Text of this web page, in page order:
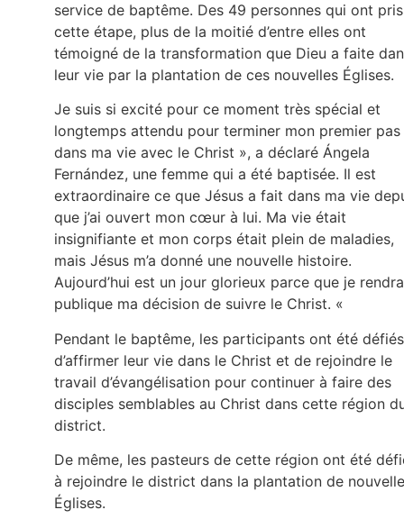
service de baptême. Des 49 personnes qui ont pris
cette étape, plus de la moitié d’entre elles ont
témoigné de la transformation que Dieu a faite
leur vie par la plantation de ces nouvelles Églises.
Je suis si excité pour ce moment très spécial et
longtemps attendu pour terminer mon premier pas
dans ma vie avec le Christ », a déclaré Ángela
Fernández, une femme qui a été baptisée. Il est
extraordinaire ce que Jésus a fait dans ma vie
que j’ai ouvert mon cœur à lui. Ma vie était
insignifiante et mon corps était plein de maladies,
mais Jésus m’a donné une nouvelle histoire.
Aujourd’hui est un jour glorieux parce que je
publique ma décision de suivre le Christ. «
Pendant le baptême, les participants ont été défiés
d’affirmer leur vie dans le Christ et de rejoindre le
travail d’évangélisation pour continuer à faire des
disciples semblables au Christ dans cette région
district.
De même, les pasteurs de cette région ont été
à rejoindre le district dans la plantation de
Églises.